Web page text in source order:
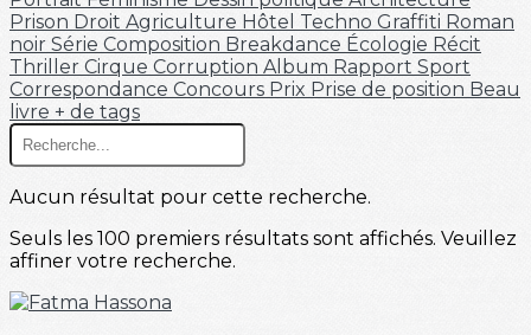
Prison Droit Agriculture Hôtel Techno Graffiti Roman
noir Série Composition Breakdance Écologie Récit
Thriller Cirque Corruption Album Rapport Sport
Correspondance Concours Prix Prise de position Beau
livre + de tags
Aucun résultat pour cette recherche.
Seuls les 100 premiers résultats sont affichés. Veuillez
affiner votre recherche.